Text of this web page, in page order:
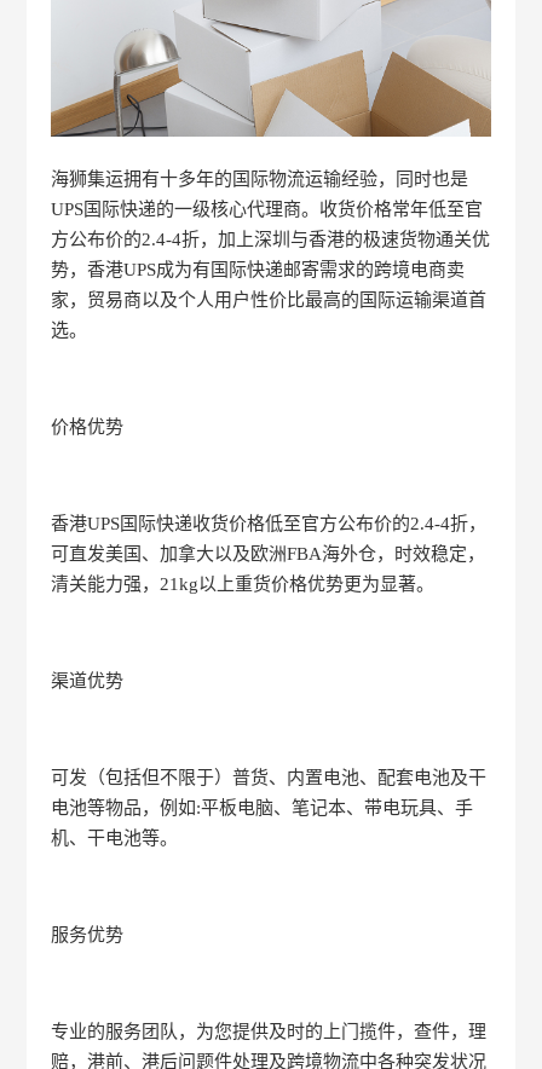
海狮集运拥有十多年的国际物流运输经验，同时也是
UPS国际快递的一级核心代理商。收货价格常年低至官
方公布价的2.4-4折，加上深圳与香港的极速货物通关优
势，香港UPS成为有国际快递邮寄需求的跨境电商卖
家，贸易商以及个人用户性价比最高的国际运输渠道首
选。
价格优势
香港UPS国际快递收货价格低至官方公布价的2.4-4折，
可直发美国、加拿大以及欧洲FBA海外仓，时效稳定，
清关能力强，21kg以上重货价格优势更为显著。
渠道优势
可发（包括但不限于）普货、内置电池、配套电池及干
电池等物品，例如:平板电脑、笔记本、带电玩具、手
机、干电池等。
服务优势
专业的服务团队，为您提供及时的上门揽件，查件，理
赔，港前、港后问题件处理及跨境物流中各种突发状况